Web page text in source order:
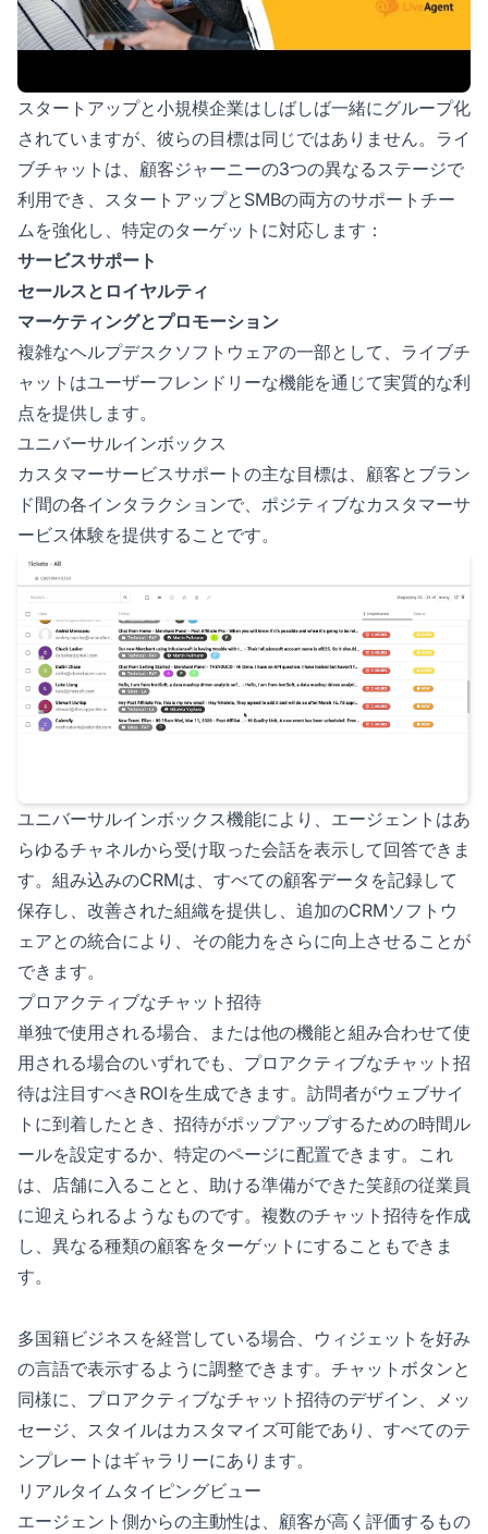
スタートアップと小規模企業はしばしば一緒にグループ化
されていますが、彼らの目標は同じではありません。ライ
ブチャットは、顧客ジャーニーの3つの異なるステージで
利用でき、スタートアップとSMBの両方のサポートチー
ムを強化し、特定のターゲットに対応します：
サービスサポート
セールスとロイヤルティ
マーケティングとプロモーション
複雑なヘルプデスクソフトウェアの一部として、ライブチ
ャットはユーザーフレンドリーな機能を通じて実質的な利
点を提供します。
ユニバーサルインボックス
カスタマーサービスサポートの主な目標は、顧客とブラン
ド間の各インタラクションで、ポジティブなカスタマーサ
ービス体験を提供することです。
ユニバーサルインボックス機能により、エージェントはあ
らゆるチャネルから受け取った会話を表示して回答できま
す。組み込みのCRMは、すべての顧客データを記録して
保存し、改善された組織を提供し、追加のCRMソフトウ
ェアとの統合により、その能力をさらに向上させることが
できます。
プロアクティブなチャット招待
単独で使用される場合、または他の機能と組み合わせて使
用される場合のいずれでも、プロアクティブなチャット招
待は注目すべきROIを生成できます。訪問者がウェブサイ
トに到着したとき、招待がポップアップするための時間ル
ールを設定するか、特定のページに配置できます。これ
は、店舗に入ることと、助ける準備ができた笑顔の従業員
に迎えられるようなものです。複数のチャット招待を作成
し、異なる種類の顧客をターゲットにすることもできま
す。
多国籍ビジネスを経営している場合、ウィジェットを好み
の言語で表示するように調整できます。チャットボタンと
同様に、プロアクティブなチャット招待のデザイン、メッ
セージ、スタイルはカスタマイズ可能であり、すべてのテ
ンプレートはギャラリーにあります。
リアルタイムタイピングビュー
エージェント側からの主動性は、顧客が高く評価するもの